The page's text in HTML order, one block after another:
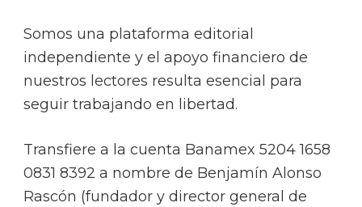
Somos una plataforma editorial
independiente y el apoyo financiero de
nuestros lectores resulta esencial para
seguir trabajando en libertad.
Transfiere a la cuenta Banamex 5204 1658
0831 8392 a nombre de Benjamín Alonso
Rascón (fundador y director general de